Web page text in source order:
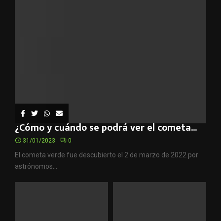
¿Cómo y cuándo se podrá ver el cometa...
31/01/2023 0
El cometa verde fue descubierto el 2 de marzo de 2022 por
astrónomos...